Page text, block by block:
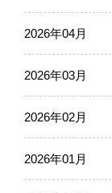
2026年04月
2026年03月
2026年02月
2026年01月